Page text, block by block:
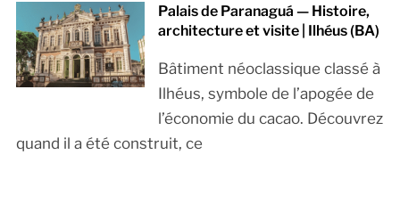
Palais de Paranaguá — Histoire,
architecture et visite | Ilhéus (BA)
Bâtiment néoclassique classé à
Ilhéus, symbole de l’apogée de
l’économie du cacao. Découvrez
quand il a été construit, ce